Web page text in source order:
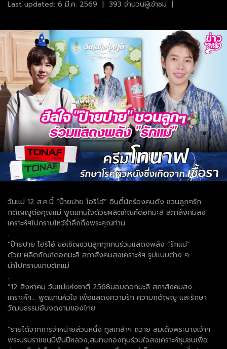
Last updated: 6 มี.ค. 2569 | 393 จำนวนผู้เข้าชม |
วันแม่ 12 ส.ค.นี้ “ป๊ายปาย โอริโอ้” อินดี้นักร้องคนดัง ชวนลูกๆรัก
กตัญญูต่อคุณแม่ พูดแทนใจด้วยผลิตภัณฑ์ดอกมะลิ สภาสังคมสง
เคราะห์ฯไปกราบไหว้รำลึกถึงพระคุณท่าน
.
“ป๊ายปาย โอริโอ้ ขอเชิญชวนลูกทุกคนร่วมแสดงพลัง “รักแม่”
ด้วย ผลิตภัณฑ์ดอกมะลิ สภาสังคมสงเคราะห์ฯ รูปแบบต่าง ๆ
นำไปกราบแทบตักแม่
.
“12 สิงหาคม วันแม่แห่งชาติ 2568มอบดอกมะลิ สภาสังคมสง
เคราะห์ฯ... พูดแทนหัวใจ เพื่อแสดงความรัก ความกตัญญู และรักษา
วัฒนธรรมอันงดงามของไทย
.
“รายได้จากการจำหน่ายส่วนหนึ่ง ทูลเกล้าฯ ถวาย สมเด็จพระนางเจ้าฯ
พระบรมราชชนนีพันปีหลวง,สมทบกองทุนร่วมใจสงเคราะห์ชุมชนเพื่อ